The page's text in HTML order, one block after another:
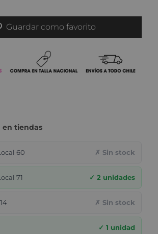
Guardar como favorito
en tiendas
60 ✗ Sin stock
71 ✓ 2 unidades
✗ Sin stock
✓ 1 unidad